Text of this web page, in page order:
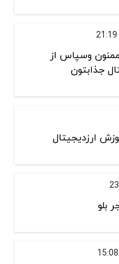
ممنون وسپاس از
جذابتون
ارزدیجیتال
بلو